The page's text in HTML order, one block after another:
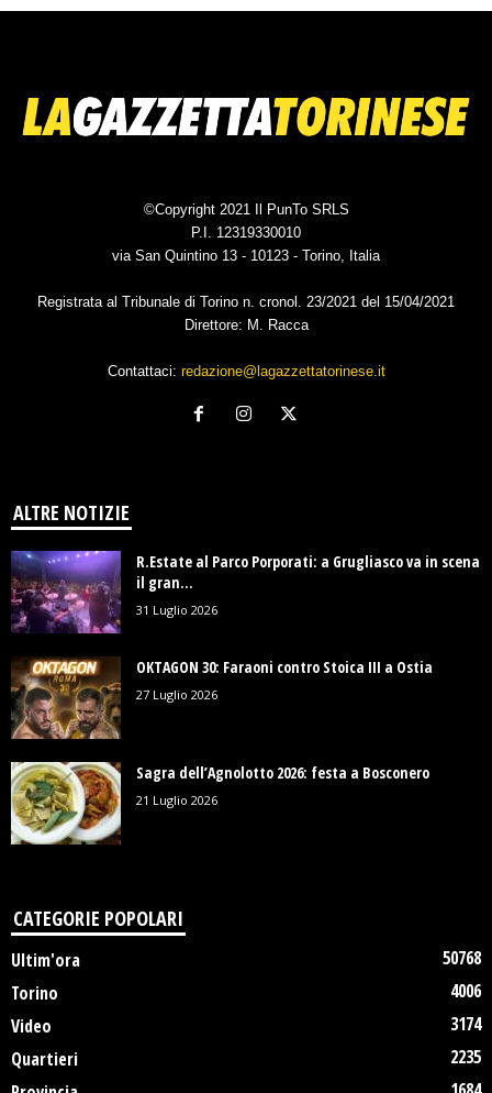
©Copyright 2021 Il PunTo SRLS
P.I. 12319330010
via San Quintino 13 - 10123 - Torino, Italia
Registrata al Tribunale di Torino n. cronol. 23/2021 del 15/04/2021
Direttore: M. Racca
Contattaci: redazione@lagazzettatorinese.it
ALTRE NOTIZIE
R.Estate al Parco Porporati: a Grugliasco va in scena
il gran...
31 Luglio 2026
OKTAGON 30: Faraoni contro Stoica III a Ostia
27 Luglio 2026
Sagra dell’Agnolotto 2026: festa a Bosconero
21 Luglio 2026
CATEGORIE POPOLARI
Ultim'ora
50768
Torino
4006
Video
3174
Quartieri
2235